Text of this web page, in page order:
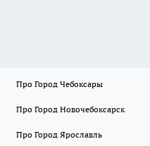
Про Город Чебоксары
Про Город Новочебоксарск
Про Город Ярославль